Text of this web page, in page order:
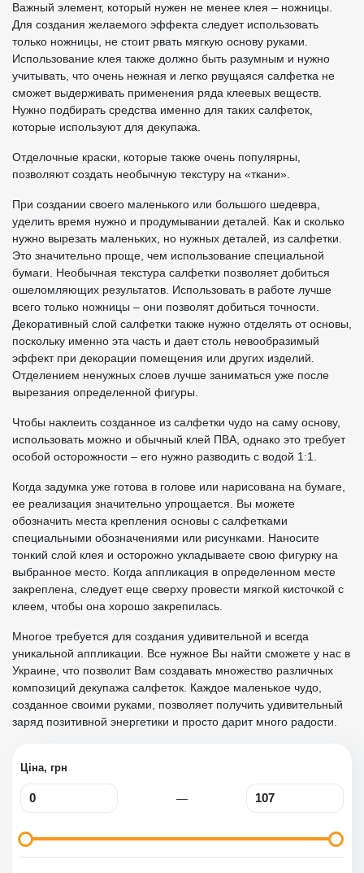
Ціна, грн
—
Важный элемент, который нужен не менее клея – ножницы.
Для создания желаемого эффекта следует использовать
только ножницы, не стоит рвать мягкую основу руками.
Использование клея также должно быть разумным и нужно
учитывать, что очень нежная и легко рвущаяся салфетка не
сможет выдерживать применения ряда клеевых веществ.
Нужно подбирать средства именно для таких салфеток,
которые используют для декупажа.
Отделочные краски, которые также очень популярны,
позволяют создать необычную текстуру на «ткани».
При создании своего маленького или большого шедевра,
уделить время нужно и продумывании деталей. Как и сколько
нужно вырезать маленьких, но нужных деталей, из салфетки.
Это значительно проще, чем использование специальной
бумаги. Необычная текстура салфетки позволяет добиться
ошеломляющих результатов. Использовать в работе лучше
всего только ножницы – они позволят добиться точности.
Декоративный слой салфетки также нужно отделять от основы,
поскольку именно эта часть и дает столь невообразимый
эффект при декорации помещения или других изделий.
Отделением ненужных слоев лучше заниматься уже после
вырезания определенной фигуры.
Чтобы наклеить созданное из салфетки чудо на саму основу,
использовать можно и обычный клей ПВА, однако это требует
особой осторожности – его нужно разводить с водой 1:1.
Когда задумка уже готова в голове или нарисована на бумаге,
ее реализация значительно упрощается. Вы можете
обозначить места крепления основы с салфетками
специальными обозначениями или рисунками. Наносите
тонкий слой клея и осторожно укладываете свою фигурку на
выбранное место. Когда аппликация в определенном месте
закреплена, следует еще сверху провести мягкой кисточкой с
клеем, чтобы она хорошо закрепилась.
Многое требуется для создания удивительной и всегда
уникальной аппликации. Все нужное Вы найти сможете у нас в
Украине, что позволит Вам создавать множество различных
композиций декупажа салфеток. Каждое маленькое чудо,
созданное своими руками, позволяет получить удивительный
заряд позитивной энергетики и просто дарит много радости.